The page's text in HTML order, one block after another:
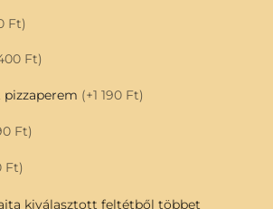
Ft)
Ft)
(+1 190 Ft)
Ft)
Ft)
kiválasztott feltétből többet